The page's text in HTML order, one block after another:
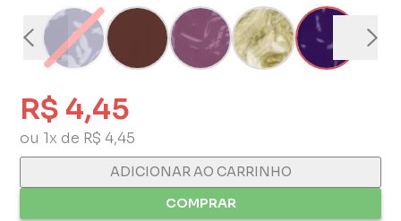
R$ 4,45
ou 1x de R$ 4,45
ADICIONAR AO CARRINHO
COMPRAR